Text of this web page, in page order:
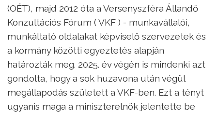
(OÉT), majd 2012 óta a Versenyszféra Állandő
Konzultációs Fórum ( VKF ) - munkavállalói,
munkáltató oldalakat képviselő szervezetek és
a kormány közötti egyeztetés alapján
határozták meg. 2025. év végén is mindenki azt
gondolta, hogy a sok huzavona után végül
megállapodás született a VKF-ben. Ezt a tényt
ugyanis maga a miniszterelnök jelentette be